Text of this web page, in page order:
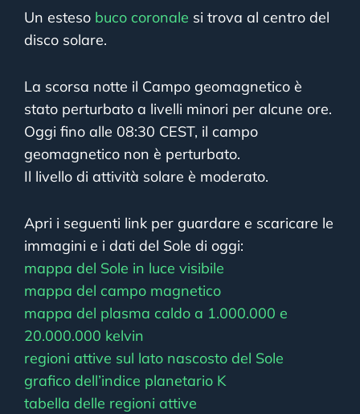
Un esteso buco coronale si trova al centro del
disco solare.
La scorsa notte il Campo geomagnetico è
stato perturbato a livelli minori per alcune ore.
Oggi fino alle 08:30 CEST, il campo
geomagnetico non è perturbato.
Il livello di attività solare è moderato.
Apri i seguenti link per guardare e scaricare le
immagini e i dati del Sole di oggi:
mappa del Sole in luce visibile
mappa del campo magnetico
mappa del plasma caldo a 1.000.000 e
20.000.000 kelvin
regioni attive sul lato nascosto del Sole
grafico dell’indice planetario K
tabella delle regioni attive